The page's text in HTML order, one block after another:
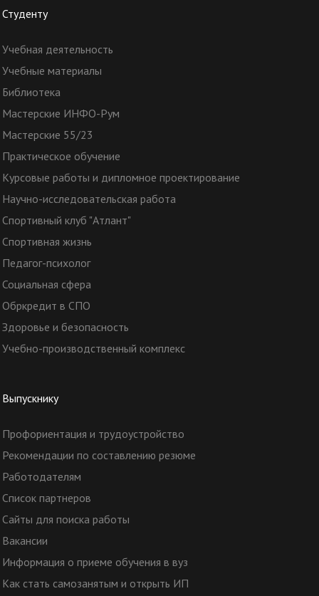
Студенту
Учебная деятельность
Учебные материалы
Библиотека
Мастерские ИНФО-Рум
Мастерские 55/23
Практическое обучение
Курсовые работы и дипломное проектирование
Научно-исследовательская работа
Спортивный клуб "Атлант"
Спортивная жизнь
Педагог-психолог
Социальная сфера
Обркредит в СПО
Здоровье и безопасность
Учебно-производственный комплекс
Выпускнику
Профориентация и трудоустройство
Рекомендации по составлению резюме
Работодателям
Список партнеров
Сайты для поиска работы
Вакансии
Информация о приеме обучения в вуз
Как стать самозанятым и открыть ИП